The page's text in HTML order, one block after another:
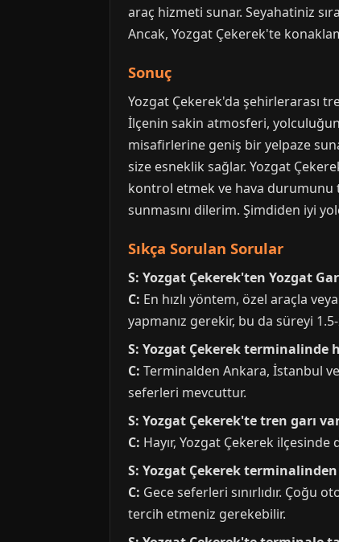
araç hizmeti sunar. Seyahatiniz
Ancak, Yozgat Çekerek'te
Sonuç
Yozgat Çekerek'da şehirlerarası
İlçenin sakin atmosferi,
misafirlerine geniş bir yelpaze
size esneklik sağlar. Yozgat
kontrol etmek ve hava durumunu
sunmasını dilerim. Şimdiden iyi
Sıkça Sorulan Sorular
S: Yozgat Çekerek'ten Yozgat
C: En hızlı yöntem, özel araçla
yapmanız gerekir, bu da süreyi
S: Yozgat Çekerek
C: Terminalden Ankara, İstanbul
seferleri mevcuttur.
S: Yozgat Çekerek'te tren garı
C: Hayır, Yozgat Çekerek
S: Yozgat Çekerek terminalinden
C: Gece seferleri sınırlıdır.
tercih etmeniz gerekebilir.